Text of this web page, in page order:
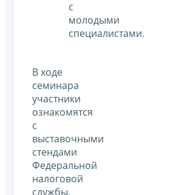
с
молодыми
специалистами.
В ходе
семинара
участники
ознакомятся
с
выставочными
стендами
Федеральной
налоговой
службы,